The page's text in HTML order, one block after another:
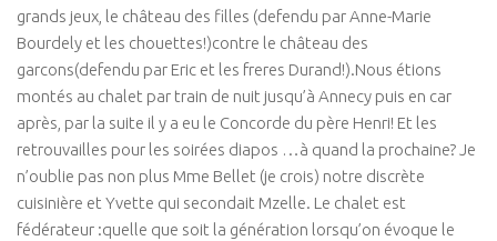
grands jeux, le château des filles (defendu par Anne-Marie
Bourdely et les chouettes!)contre le château des
garcons(defendu par Eric et les freres Durand!).Nous étions
montés au chalet par train de nuit jusqu’à Annecy puis en car
après, par la suite il y a eu le Concorde du père Henri! Et les
retrouvailles pour les soirées diapos …à quand la prochaine? Je
n’oublie pas non plus Mme Bellet (je crois) notre discrète
cuisinière et Yvette qui secondait Mzelle. Le chalet est
fédérateur :quelle que soit la génération lorsqu’on évoque le